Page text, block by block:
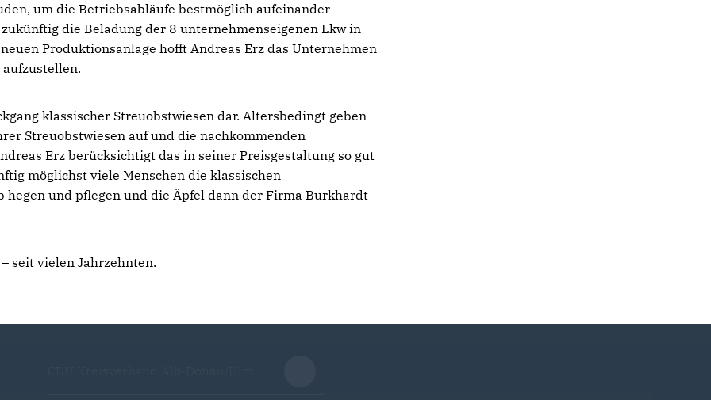
um die Betriebsabläufe bestmöglich aufeinander
die Beladung der 8 unternehmenseigenen Lkw in
Produktionsanlage hofft Andreas Erz das Unternehmen
klassischer Streuobstwiesen dar. Altersbedingt geben
Streuobstwiesen auf und die nachkommenden
Erz berücksichtigt das in seiner Preisgestaltung so gut
möglichst viele Menschen die klassischen
hegen und pflegen und die Äpfel dann der Firma Burkhardt
seit vielen Jahrzehnten.